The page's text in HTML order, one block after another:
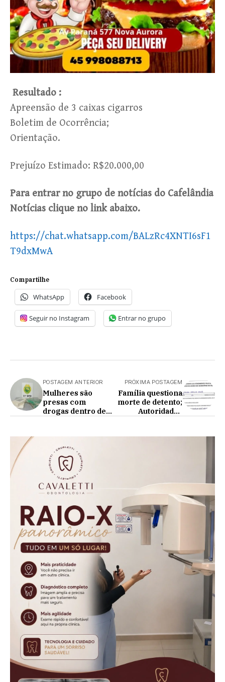
Resultado :
Apreensão de 3 caixas cigarros
Boletim de Ocorrência;
Orientação.
Prejuízo Estimado: R$20.000,00
Para entrar no grupo de notícias do Cafelândia
Notícias clique no link abaixo.
https://chat.whatsapp.com/BALzRc4XNTI6sF1
T9dxMwA
Compartilhe
WhatsApp Facebook
Seguir no Instagram Entrar no grupo
POSTAGEM ANTERIOR
Mulheres são
presas com
drogas dentro de
PRÓXIMA POSTAGEM
Família questiona
morte de detento;
Autoridades
parada